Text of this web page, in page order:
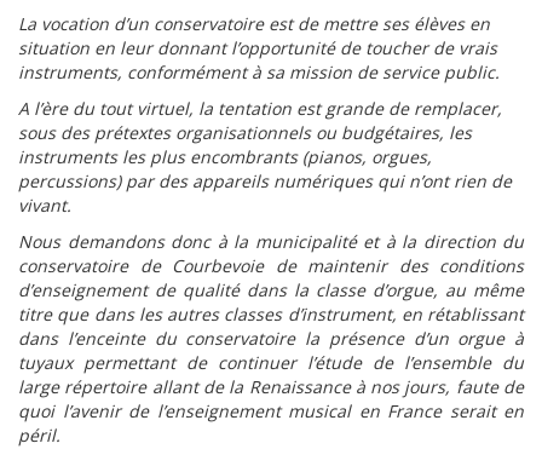
La vocation d’un conservatoire est de mettre ses élèves en
situation en leur donnant l’opportunité de toucher de vrais
instruments, conformément à sa mission de service public.
A l’ère du tout virtuel, la tentation est grande de remplacer,
sous des prétextes organisationnels ou budgétaires, les
instruments les plus encombrants (pianos, orgues,
percussions) par des appareils numériques qui n’ont rien de
vivant.
Nous demandons donc à la municipalité et à la direction du
conservatoire de Courbevoie de maintenir des conditions
d’enseignement de qualité dans la classe d’orgue, au même
titre que dans les autres classes d’instrument, en rétablissant
dans l’enceinte du conservatoire la présence d’un orgue à
tuyaux permettant de continuer l’étude de l’ensemble du
large répertoire allant de la Renaissance à nos jours, faute de
quoi l’avenir de l’enseignement musical en France serait en
péril.